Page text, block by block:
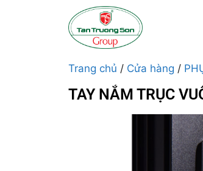
Trang chủ / Cửa hàng /
TAY NẮM TRỤC